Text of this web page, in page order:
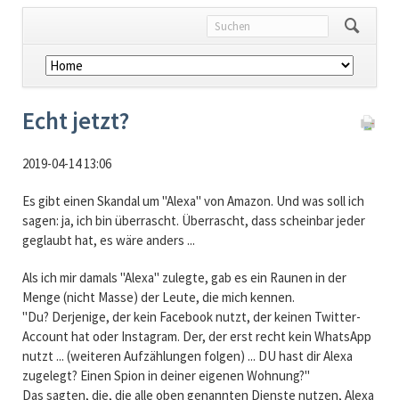
Navigation
überspringen
Echt jetzt?
2019-04-14 13:06
Es gibt einen Skandal um "Alexa" von Amazon. Und was soll ich
sagen: ja, ich bin überrascht. Überrascht, dass scheinbar jeder
geglaubt hat, es wäre anders ...
Als ich mir damals "Alexa" zulegte, gab es ein Raunen in der
Menge (nicht Masse) der Leute, die mich kennen.
"Du? Derjenige, der kein Facebook nutzt, der keinen Twitter-
Account hat oder Instagram. Der, der erst recht kein WhatsApp
nutzt ... (weiteren Aufzählungen folgen) ... DU hast dir Alexa
zugelegt? Einen Spion in deiner eigenen Wohnung?"
Das sagten, die, die alle oben genannten Dienste nutzen, Alexa